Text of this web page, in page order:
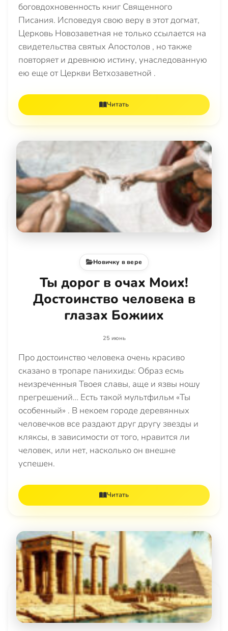
боговдохновенность книг Священного
Писания. Исповедуя свою веру в этот догмат,
Церковь Новозаветная не только ссылается на
свидетельства святых Апостолов , но также
повторяет и древнюю истину, унаследованную
ею еще от Церкви Ветхозаветной .
Читать
Новичку в вере
Ты дорог в очах Моих!
Достоинство человека в
глазах Божиих
25 июнь
Про достоинство человека очень красиво
сказано в тропаре панихиды: Образ есмь
неизреченныя Твоея славы, аще и язвы ношу
прегрешений… Есть такой мультфильм «Ты
особенный» . В некоем городе деревянных
человечков все раздают друг другу звезды и
кляксы, в зависимости от того, нравится ли
человек, или нет, насколько он внешне
успешен.
Читать